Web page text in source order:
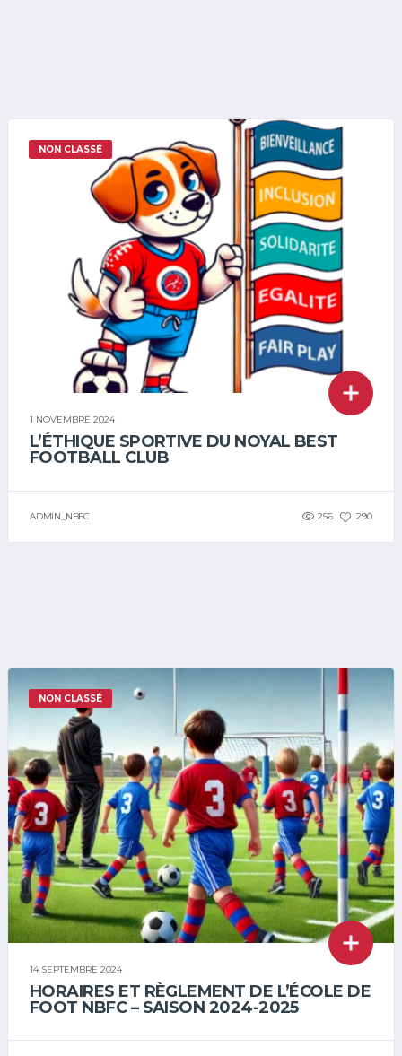
NON CLASSÉ
1 NOVEMBRE 2024
L’ÉTHIQUE SPORTIVE DU NOYAL BEST
FOOTBALL CLUB
ADMIN_NBFC 256 290
NON CLASSÉ
14 SEPTEMBRE 2024
HORAIRES ET RÈGLEMENT DE L’ÉCOLE DE
FOOT NBFC – SAISON 2024-2025